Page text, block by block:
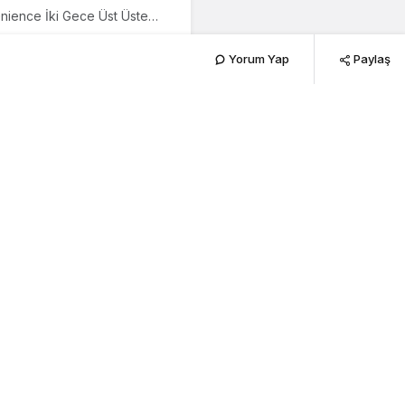
İki Gece Üst Üste
Yorum Yap Paylaş